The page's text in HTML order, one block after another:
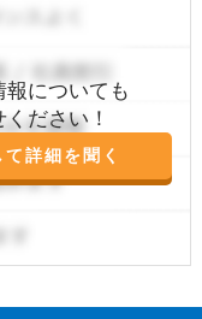
についても
ださい！
詳細を聞く